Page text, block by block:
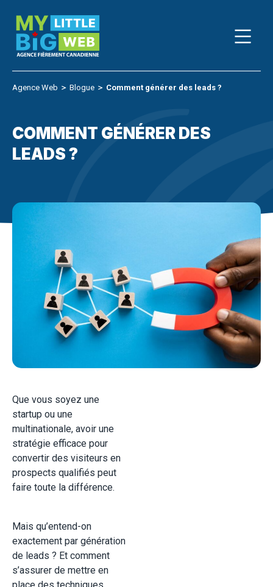
content
Agence Web ＞ Blogue ＞ Comment générer des leads ?
COMMENT GÉNÉRER DES
LEADS ?
Que vous soyez une
startup ou une
multinationale, avoir une
stratégie efficace pour
convertir des visiteurs en
prospects qualifiés peut
faire toute la différence.
Mais qu’entend-on
exactement par génération
de leads ? Et comment
s’assurer de mettre en